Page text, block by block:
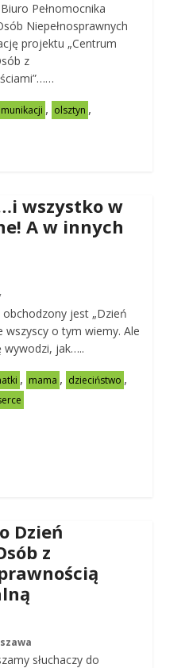
Pełnomocnika
Niepełnosprawnych
projektu „Centrum
z
, olsztyn ,
wszystko w
A w innych
jest „Dzień
wszyscy o tym wiemy. Ale
wywodzi, jak…..
, mama , dzieciństwo ,
Dzień
z
słuchaczy do